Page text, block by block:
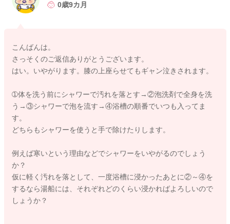
0歳9カ月
こんばんは。
さっそくのご返信ありがとうございます。
はい。いやがります。膝の上座らせてもギャン泣きされます。
➀体を洗う前にシャワーで汚れを落とす→②泡洗剤で全身を洗
う→③シャワーで泡を流す→④浴槽の順番でいつも入ってま
す。
どちらもシャワーを使うと手で除けたりします。
例えば寒いという理由などでシャワーをいやがるのでしょう
か？
仮に軽く汚れを落として、一度浴槽に浸かったあとに②～④を
するなら湯船には、それぞれどのくらい浸かればよろしいので
しょうか？